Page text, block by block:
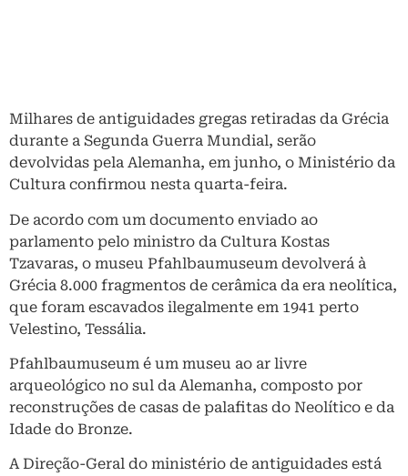
Milhares de antiguidades gregas retiradas da Grécia
durante a Segunda Guerra Mundial, serão
devolvidas pela Alemanha, em junho, o Ministério da
Cultura confirmou nesta quarta-feira.
De acordo com um documento enviado ao
parlamento pelo ministro da Cultura Kostas
Tzavaras, o museu Pfahlbaumuseum devolverá à
Grécia 8.000 fragmentos de cerâmica da era neolítica,
que foram escavados ilegalmente em 1941 perto
Velestino, Tessália.
Pfahlbaumuseum é um museu ao ar livre
arqueológico no sul da Alemanha, composto por
reconstruções de casas de palafitas do Neolítico e da
Idade do Bronze.
A Direção-Geral do ministério de antiguidades está